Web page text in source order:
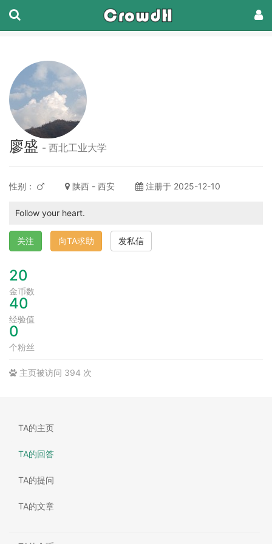
廖盛 - 西北工业大学
性别： 陕西 - 西安 注册于 2025-12-10
Follow your heart.
关注 向TA求助 发私信
20
金币数
40
经验值
0
个粉丝
主页被访问 394 次
TA的主页
TA的回答
TA的提问
TA的文章